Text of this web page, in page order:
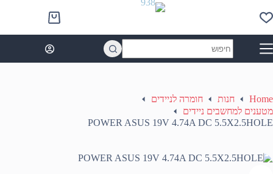
to
content
Shopping
cart
results
Home חנות
חומרה לניידים
מטענים למחשבים ניידים
POWER ASUS 19V 4.74A DC 5.5X2.5HOLE